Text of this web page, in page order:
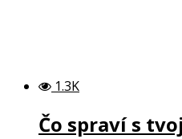
1.3K
Čo spraví s